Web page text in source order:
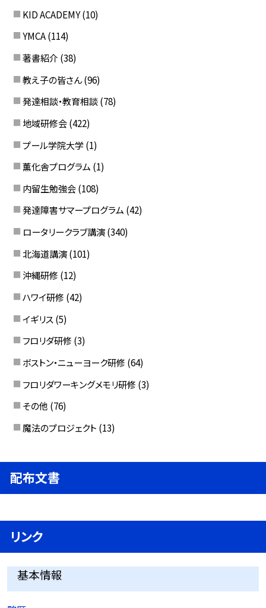
KID ACADEMY (10)
YMCA (114)
著書紹介 (38)
教え子の皆さん (96)
発達相談・教育相談 (78)
地域研修会 (422)
プール学院大学 (1)
薫化舎プログラム (1)
内留生勉強会 (108)
発達障害サマープログラム (42)
ロータリークラブ講演 (340)
北海道講演 (101)
沖縄研修 (12)
ハワイ研修 (42)
イギリス (5)
フロリダ研修 (3)
ボストン・ニューヨーク研修 (64)
フロリダワーキングメモリ研修 (3)
その他 (76)
魔法のプロジェクト (13)
配布文書
リンク
基本情報